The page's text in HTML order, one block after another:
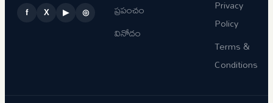
f X ▶ ◎
ప్రపంచం
వినోదం
Privacy
Policy
Terms &
Conditions